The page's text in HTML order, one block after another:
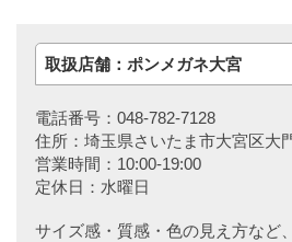
取扱店舗：ポンメガネ大宮
電話番号：048-782-7128
住所：埼玉県さいたま市大宮区大
営業時間：10:00-19:00
定休日：水曜日
サイズ感・質感・色の見え方など